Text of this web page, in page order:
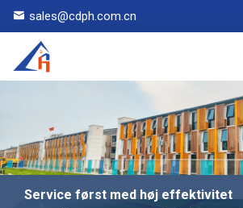
sales@cdph.com.cn
Service først med høj effektivitet